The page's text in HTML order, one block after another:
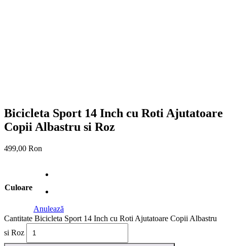
Bicicleta Sport 14 Inch cu Roti Ajutatoare
Copii Albastru si Roz
499,00 Ron
Culoare
Anulează
Cantitate Bicicleta Sport 14 Inch cu Roti Ajutatoare Copii Albastru
si Roz